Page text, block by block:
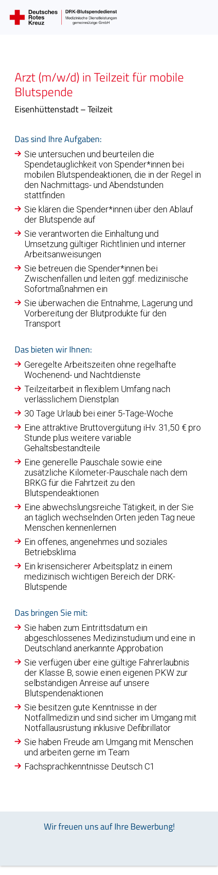
Arzt (m/w/d) in Teilzeit für mobile
Blutspende
Eisenhüttenstadt – Teilzeit
Das sind Ihre Aufgaben:
Sie untersuchen und beurteilen die
Spendetauglichkeit von Spender*innen bei
mobilen Blutspendeaktionen, die in der Regel in
den Nachmittags- und Abendstunden
stattfinden
Sie klären die Spender*innen über den Ablauf
der Blutspende auf
Sie verantworten die Einhaltung und
Umsetzung gültiger Richtlinien und interner
Arbeitsanweisungen
Sie betreuen die Spender*innen bei
Zwischenfällen und leiten ggf. medizinische
Sofortmaßnahmen ein
Sie überwachen die Entnahme, Lagerung und
Vorbereitung der Blutprodukte für den
Transport
Das bieten wir Ihnen:
Geregelte Arbeitszeiten ohne regelhafte
Wochenend- und Nachtdienste
Teilzeitarbeit in flexiblem Umfang nach
verlässlichem Dienstplan
30 Tage Urlaub bei einer 5-Tage-Woche
Eine attraktive Bruttovergütung iHv. 31,50 € pro
Stunde plus weitere variable
Gehaltsbestandteile
Eine generelle Pauschale sowie eine
zusätzliche Kilometer-Pauschale nach dem
BRKG für die Fahrtzeit zu den
Blutspendeaktionen
Eine abwechslungsreiche Tätigkeit, in der Sie
an täglich wechselnden Orten jeden Tag neue
Menschen kennenlernen
Ein offenes, angenehmes und soziales
Betriebsklima
Ein krisensicherer Arbeitsplatz in einem
medizinisch wichtigen Bereich der DRK-
Blutspende
Das bringen Sie mit:
Sie haben zum Eintrittsdatum ein
abgeschlossenes Medizinstudium und eine in
Deutschland anerkannte Approbation
Sie verfügen über eine gültige Fahrerlaubnis
der Klasse B, sowie einen eigenen PKW zur
selbständigen Anreise auf unsere
Blutspendenaktionen
Sie besitzen gute Kenntnisse in der
Notfallmedizin und sind sicher im Umgang mit
Notfallausrüstung inklusive Defibrillator
Sie haben Freude am Umgang mit Menschen
und arbeiten gerne im Team
Fachsprachkenntnisse Deutsch C1
Wir freuen uns auf Ihre Bewerbung!